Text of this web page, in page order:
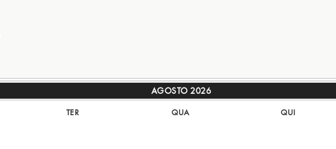
AGOSTO 2026
TER QUA QUI